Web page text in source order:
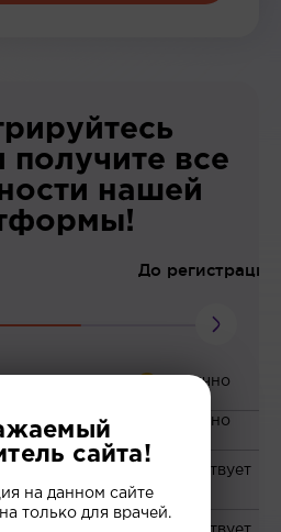
получите все
нашей
До регистрации
на
сайта!
на данном сайте
только для врачей.